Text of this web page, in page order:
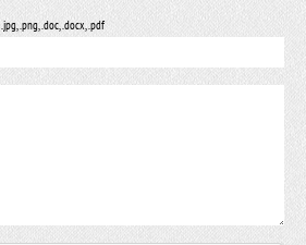
.jpg, .png, .doc, .docx, .pdf